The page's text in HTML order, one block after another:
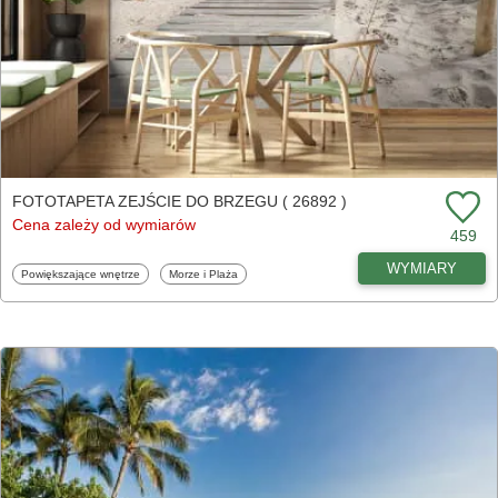
FOTOTAPETA ZEJŚCIE DO BRZEGU ( 26892 )
Cena zależy od wymiarów
459
Fototapety
Powiększające wnętrze Fototapety
Morze i Plaża WYMIARY